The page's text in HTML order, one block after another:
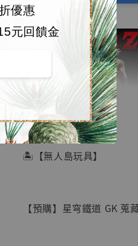
優惠
元回饋金
【店內現貨】七
系列蒐藏雕像 悟
NT$ 4,280
-
🏝【無人島玩具】
【預購】星穹鐵道 GK